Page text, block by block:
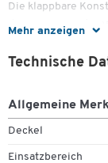
Mehr anzeigen
Die klappbare
dem Einwurf
Büro, Hotellerie
Für das Facility
verlässliche
von eindeutigen
Technische
Allgemeine
Deckel
Einsatzbereich